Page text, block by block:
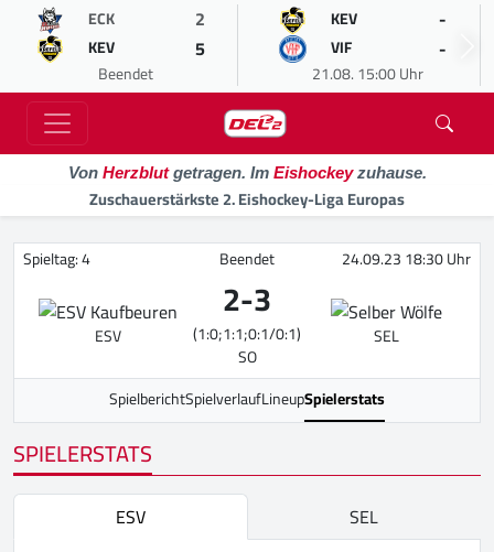
ECK 2
KEV 5
Beendet
KEV -
VIF -
21.08. 15:00 Uhr
Von Herzblutgetragen. Im Eishockeyzuhause.
Zuschauerstärkste 2. Eishockey-Liga Europas
Spieltag: 4 Beendet 24.09.23 18:30 Uhr
ESV
2-3
(1:0;1:1;0:1/0:1)
SO
SEL
SpielberichtSpielverlaufLineupSpielerstats
SPIELERSTATS
ESV SEL